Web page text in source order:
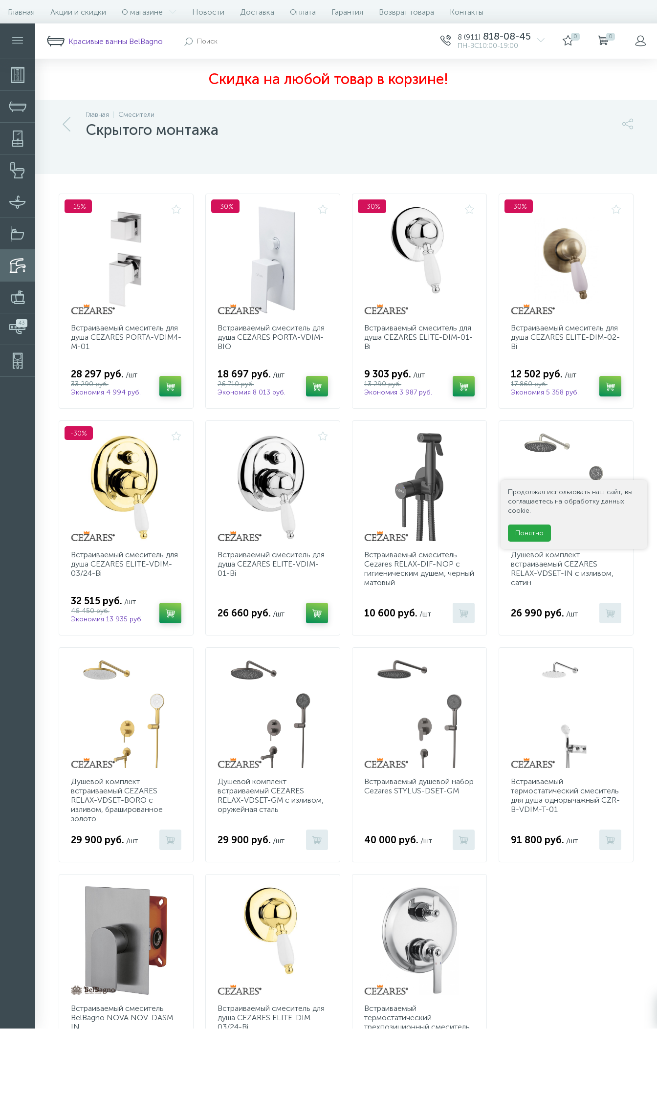
Главная Акции и скидки О магазине Новости Доставка Оплата Гарантия Возврат товара Контакты
Красивые ванны BelBagno 8 (911) 818-08-45
ПН-ВС10:00-19:00
0 0
Скидка на любой товар в корзине!
43
Главная Смесители
Скрытого монтажа
Фильтр
-15%
Встраиваемый смеситель для
душа CEZARES PORTA-VDIM4-
M-01
28 297 руб. /шт
33 290 руб.
Экономия 4 994 руб.
-30%
Встраиваемый смеситель для
душа CEZARES PORTA-VDIM-
BIO
18 697 руб. /шт
26 710 руб.
Экономия 8 013 руб.
-30%
Встраиваемый смеситель для
душа CEZARES ELITE-DIM-01-
Bi
9 303 руб. /шт
13 290 руб.
Экономия 3 987 руб.
-30%
Встраиваемый смеситель для
душа CEZARES ELITE-DIM-02-
Bi
12 502 руб. /шт
17 860 руб.
Экономия 5 358 руб.
-30%
Встраиваемый смеситель для
душа CEZARES ELITE-VDIM-
03/24-Bi
32 515 руб. /шт
46 450 руб.
Экономия 13 935 руб.
Встраиваемый смеситель для
душа CEZARES ELITE-VDIM-
01-Bi
26 660 руб. /шт
Встраиваемый смеситель
Cezares RELAX-DIF-NOP с
гигиеническим душем, черный
матовый
10 600 руб. /шт
Душевой комплект
встраиваемый CEZARES
RELAX-VDSET-IN с изливом,
cатин
26 990 руб. /шт
Душевой комплект
встраиваемый CEZARES
RELAX-VDSET-BORO с
изливом, брашированное
золото
29 900 руб. /шт
Душевой комплект
встраиваемый CEZARES
RELAX-VDSET-GM с изливом,
оружейная сталь
29 900 руб. /шт
Встраиваемый душевой набор
Cezares STYLUS-DSET-GM
40 000 руб. /шт
Встраиваемый
термостатический смеситель
для душа однорычажный CZR-
B-VDIM-T-01
91 800 руб. /шт
Встраиваемый смеситель
BelBagno NOVA NOV-DASM-
IN
Встраиваемый смеситель для
душа CEZARES ELITE-DIM-
03/24-Bi
Встраиваемый
термостатический
трехпозиционный смеситель
Продолжая использовать наш сайт, вы
соглашаетесь на обработку данных
cookie.
Понятно